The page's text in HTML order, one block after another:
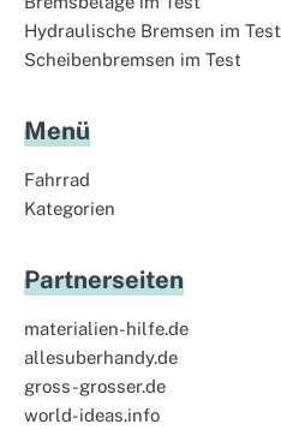
Hydraulische Bremsen im Test
Scheibenbremsen im Test
Menü
Fahrrad
Kategorien
Partnerseiten
materialien-hilfe.de
allesuberhandy.de
gross-grosser.de
world-ideas.info